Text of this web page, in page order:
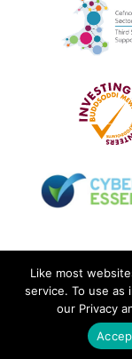
Like most
service. To use as
our Privacy